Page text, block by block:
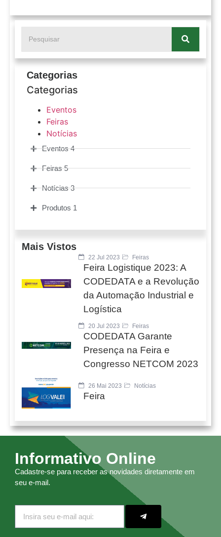
Categorias
Categorias
Eventos
Feiras
Notícias
Eventos 4
Feiras 5
Notícias 3
Produtos 1
Mais Vistos
22 Jul 2023 Feiras
Feira Logistique 2023: A
CODEDATA e a Revolução
da Automação Industrial e
Logística
20 Jul 2023 Feiras
CODEDATA Garante
Presença na Feira e
Congresso NETCOM 2023
26 Mai 2023 Notícias
Feira
Informativo Online
Cadastre-se para receber as novidades diretamente em
seu e-mail.